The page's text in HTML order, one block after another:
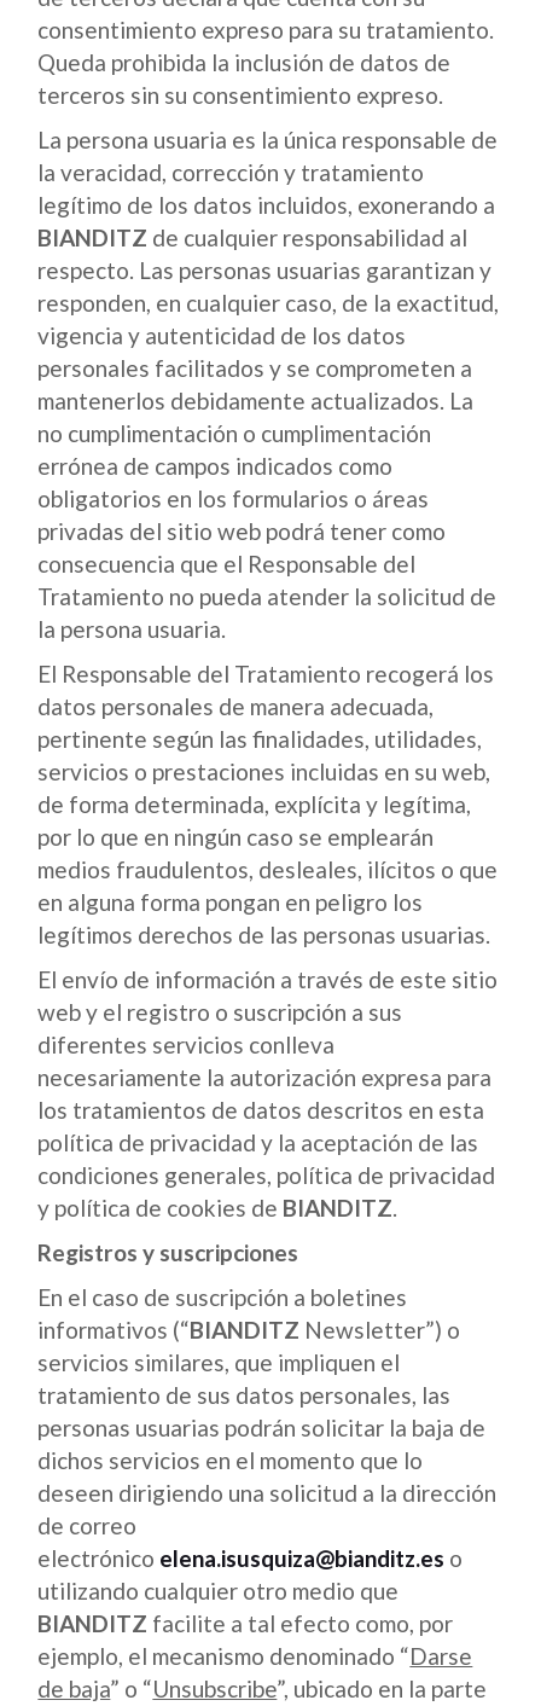
consentimiento expreso para su tratamiento.
Queda prohibida la inclusión de datos de
terceros sin su consentimiento expreso.
La persona usuaria es la única responsable de
la veracidad, corrección y tratamiento
legítimo de los datos incluidos, exonerando a
BIANDITZ de cualquier responsabilidad al
respecto. Las personas usuarias garantizan y
responden, en cualquier caso, de la exactitud,
vigencia y autenticidad de los datos
personales facilitados y se comprometen a
mantenerlos debidamente actualizados. La
no cumplimentación o cumplimentación
errónea de campos indicados como
obligatorios en los formularios o áreas
privadas del sitio web podrá tener como
consecuencia que el Responsable del
Tratamiento no pueda atender la solicitud de
la persona usuaria.
El Responsable del Tratamiento recogerá los
datos personales de manera adecuada,
pertinente según las finalidades, utilidades,
servicios o prestaciones incluidas en su web,
de forma determinada, explícita y legítima,
por lo que en ningún caso se emplearán
medios fraudulentos, desleales, ilícitos o que
en alguna forma pongan en peligro los
legítimos derechos de las personas usuarias.
El envío de información a través de este sitio
web y el registro o suscripción a sus
diferentes servicios conlleva
necesariamente la autorización expresa para
los tratamientos de datos descritos en esta
política de privacidad y la aceptación de las
condiciones generales, política de privacidad
y política de cookies de BIANDITZ.
Registros y suscripciones
En el caso de suscripción a boletines
informativos (“BIANDITZ Newsletter”) o
servicios similares, que impliquen el
tratamiento de sus datos personales, las
personas usuarias podrán solicitar la baja de
dichos servicios en el momento que lo
deseen dirigiendo una solicitud a la dirección
de correo
electrónico elena.isusquiza@bianditz.es o
utilizando cualquier otro medio que
BIANDITZ facilite a tal efecto como, por
ejemplo, el mecanismo denominado “Darse
de baja” o “Unsubscribe”, ubicado en la parte